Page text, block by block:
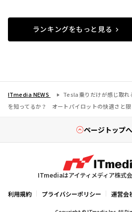
ランキングをもっと見る
ITmedia NEWS
Tesla乗りだけが感じ取れ
を知ってるか？ オートパイロットの快適さと
ページトップ
ITmediaはアイティメディア株式
利用規約 プライバシーポリシー 運営会